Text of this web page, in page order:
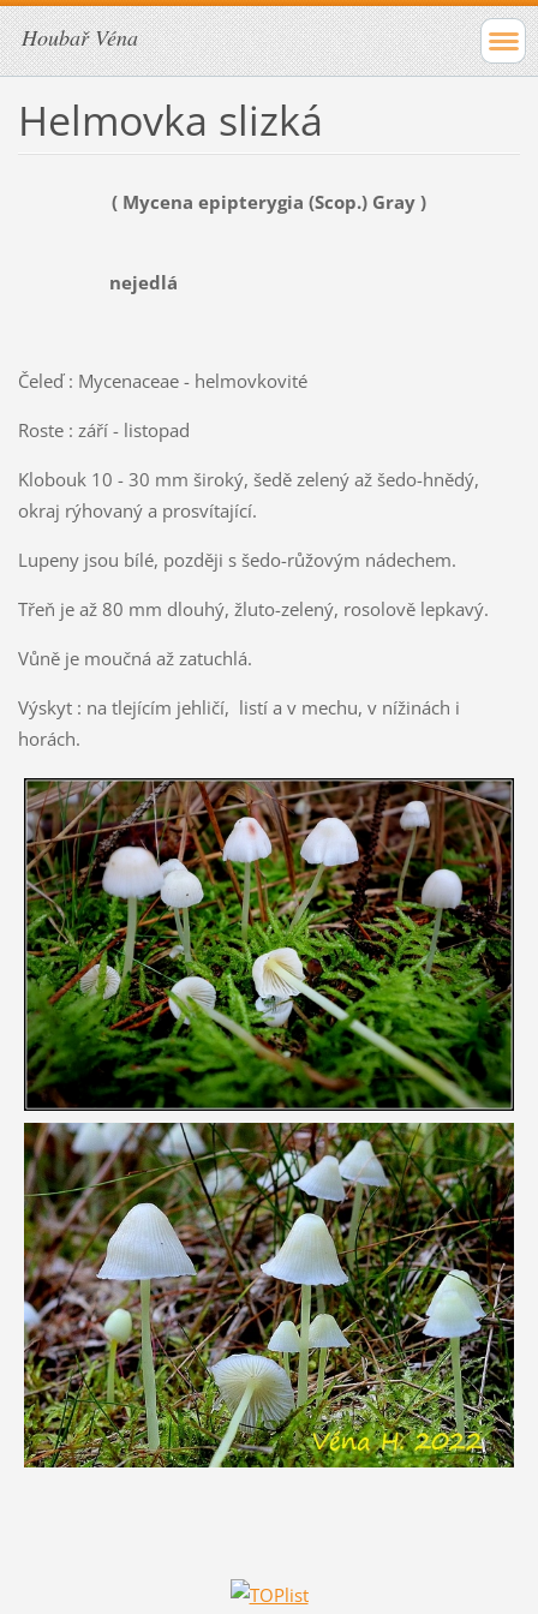
Houbař Véna
Helmovka slizká
( Mycena epipterygia (Scop.) Gray )
nejedlá
Čeleď : Mycenaceae - helmovkovité
Roste : září - listopad
Klobouk 10 - 30 mm široký, šedě zelený až šedo-hnědý,
okraj rýhovaný a prosvítající.
Lupeny jsou bílé, později s šedo-růžovým nádechem.
Třeň je až 80 mm dlouhý, žluto-zelený, rosolově lepkavý.
Vůně je moučná až zatuchlá.
Výskyt : na tlejícím jehličí, listí a v mechu, v nížinách i
horách.